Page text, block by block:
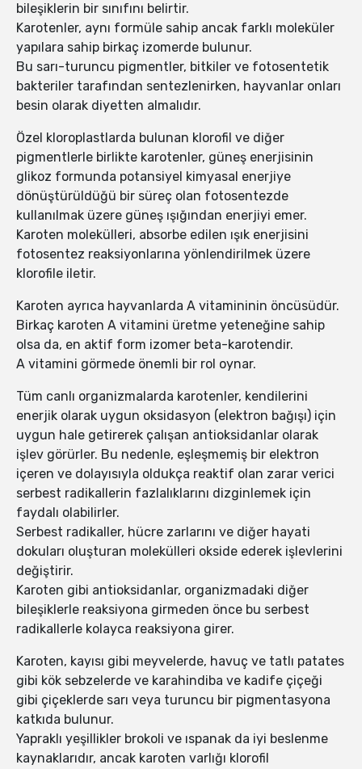
bileşiklerin bir sınıfını belirtir.
Karotenler, aynı formüle sahip ancak farklı moleküler
yapılara sahip birkaç izomerde bulunur.
Bu sarı-turuncu pigmentler, bitkiler ve fotosentetik
bakteriler tarafından sentezlenirken, hayvanlar onları
besin olarak diyetten almalıdır.
Özel kloroplastlarda bulunan klorofil ve diğer
pigmentlerle birlikte karotenler, güneş enerjisinin
glikoz formunda potansiyel kimyasal enerjiye
dönüştürüldüğü bir süreç olan fotosentezde
kullanılmak üzere güneş ışığından enerjiyi emer.
Karoten molekülleri, absorbe edilen ışık enerjisini
fotosentez reaksiyonlarına yönlendirilmek üzere
klorofile iletir.
Karoten ayrıca hayvanlarda A vitamininin öncüsüdür.
Birkaç karoten A vitamini üretme yeteneğine sahip
olsa da, en aktif form izomer beta-karotendir.
A vitamini görmede önemli bir rol oynar.
Tüm canlı organizmalarda karotenler, kendilerini
enerjik olarak uygun oksidasyon (elektron bağışı) için
uygun hale getirerek çalışan antioksidanlar olarak
işlev görürler. Bu nedenle, eşleşmemiş bir elektron
içeren ve dolayısıyla oldukça reaktif olan zarar verici
serbest radikallerin fazlalıklarını dizginlemek için
faydalı olabilirler.
Serbest radikaller, hücre zarlarını ve diğer hayati
dokuları oluşturan molekülleri okside ederek işlevlerini
değiştirir.
Karoten gibi antioksidanlar, organizmadaki diğer
bileşiklerle reaksiyona girmeden önce bu serbest
radikallerle kolayca reaksiyona girer.
Karoten, kayısı gibi meyvelerde, havuç ve tatlı patates
gibi kök sebzelerde ve karahindiba ve kadife çiçeği
gibi çiçeklerde sarı veya turuncu bir pigmentasyona
katkıda bulunur.
Yapraklı yeşillikler brokoli ve ıspanak da iyi beslenme
kaynaklarıdır, ancak karoten varlığı klorofil